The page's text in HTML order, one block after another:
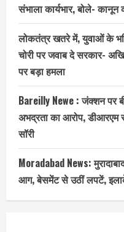
संभाला कार्यभार, बोले- कानून
लोकतंत्र खतरे में, युवाओं के
चोरी पर जवाब दे सरकार-
पर बड़ा हमला
Bareilly Newe : जंक्शन पर
अभद्रता का आरोप, डीआरएम
सॉरी
Moradabad News:
आग, बेसमेंट से उठीं लपटें,